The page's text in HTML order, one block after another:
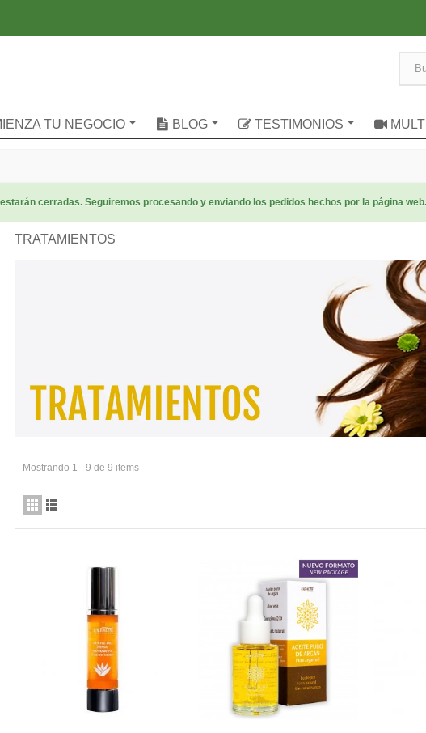
TU NEGOCIO BLOG TESTIMONIOS
cerradas. Seguiremos procesando y enviando los pedidos hechos por la página
TRATAMIENTOS
Mostrando 1 - 9 de 9 items